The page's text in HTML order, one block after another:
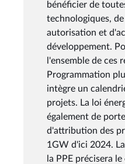
bénéficier de
technologiques,
autorisation et
développement.
l'ensemble de ces
Programmation
intègre un
projets. La loi
également de
d'attribution des
1GW d'ici 2024.
la PPE précisera